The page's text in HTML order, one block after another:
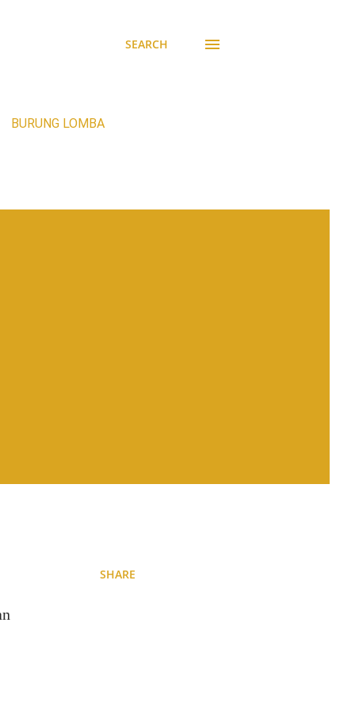
SEARCH
BURUNG LOMBA
SHARE